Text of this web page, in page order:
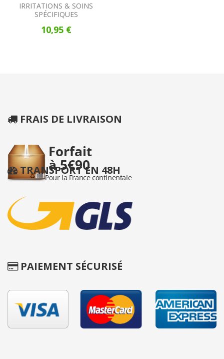
IRRITATIONS & SOINS
SPÉCIFIQUES
10,95 €
FRAIS DE LIVRAISON
TRANSPORT EN 48H
PAIEMENT SÉCURISÉ